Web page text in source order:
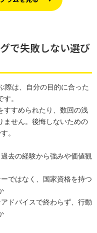
で失敗しない選び
際は、自分の目的に合った
。
すすめられたり、数回の浅
ません。後悔しないための
。
去の経験から強みや価値観
ではなく、国家資格を持つ
ドバイスで終わらず、行動